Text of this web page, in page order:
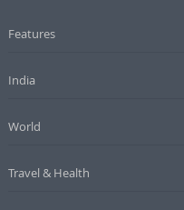
Features
India
World
Travel & Health